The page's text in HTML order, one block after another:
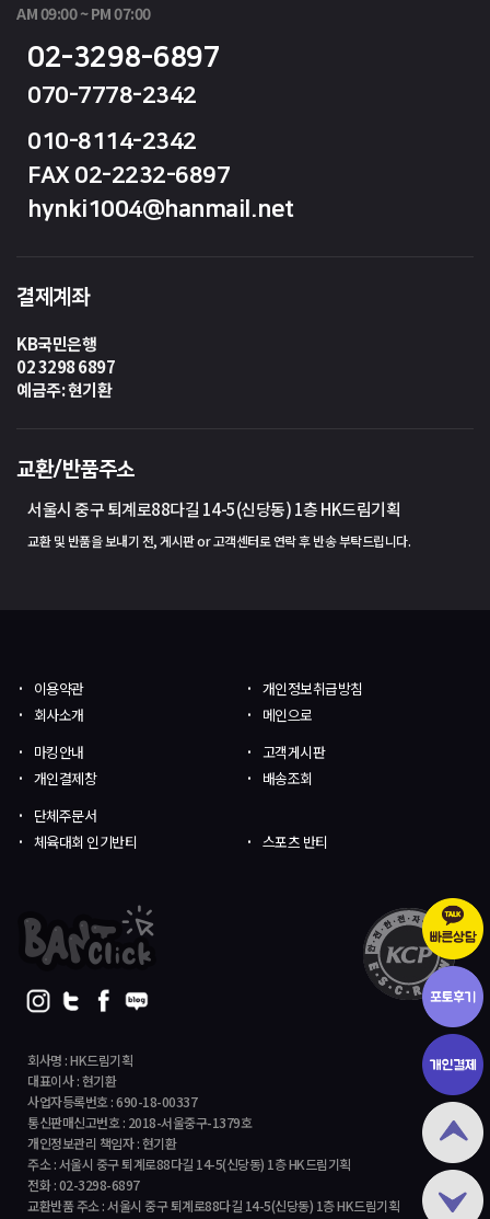
AM 09:00 ~ PM 07:00
02-3298-6897
070-7778-2342
010-8114-2342
FAX 02-2232-6897
hynki1004@hanmail.net
결제계좌
KB국민은행
02 3298 6897
예금주: 현기환
교환/반품주소
서울시 중구 퇴계로88다길 14-5(신당동) 1층 HK드림기획
교환 및 반품을 보내기 전, 게시판 or 고객센터로 연락 후 반송 부탁드립니다.
회사명 : HK드림기획
대표이사 : 현기환
사업자등록번호 : 690-18-00337
통신판매신고번호 : 2018-서울중구-1379호
개인정보관리 책임자 : 현기환
주소 : 서울시 중구 퇴계로88다길 14-5(신당동) 1층 HK드림기획
전화 : 02-3298-6897
교환반품 주소 : 서울시 중구 퇴계로88다길 14-5(신당동) 1층 HK드림기획
이용약관
개인정보취급방침
회사소개
메인으로
마킹안내
고객게시판
개인결제창
배송조회
단체주문서
체육대회 인기반티
스포츠 반티